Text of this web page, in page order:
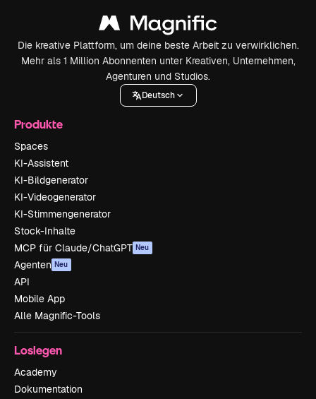
Die kreative Plattform, um deine beste Arbeit zu verwirklichen.
Mehr als 1 Million Abonnenten unter Kreativen, Unternehmen,
Agenturen und Studios.
Deutsch
Produkte
Spaces
KI-Assistent
KI-Bildgenerator
KI-Videogenerator
KI-Stimmengenerator
Stock-Inhalte
MCP für Claude/ChatGPT Neu
Agenten Neu
API
Mobile App
Alle Magnific-Tools
Loslegen
Academy
Dokumentation